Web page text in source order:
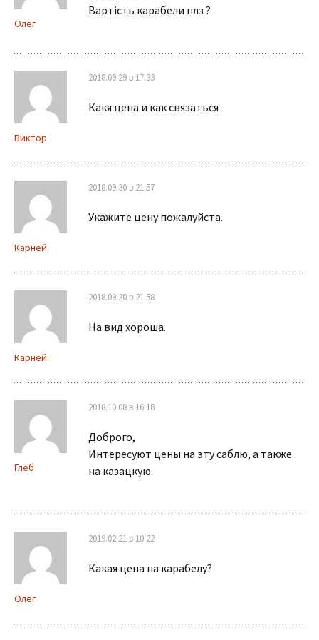
Олег
Вартість карабели плз ?
Виктор
2018.09.29 в 17:33
Какя цена и как связаться
Карней
2018.09.30 в 21:57
Укажите цену пожалуйста.
Карней
2018.09.30 в 21:58
На вид хороша.
Глеб
2018.10.08 в 16:18
Доброго,
Интересуют цены на эту саблю, а также
на казацкую.
Олег
2019.02.21 в 10:22
Какая цена на карабелу?